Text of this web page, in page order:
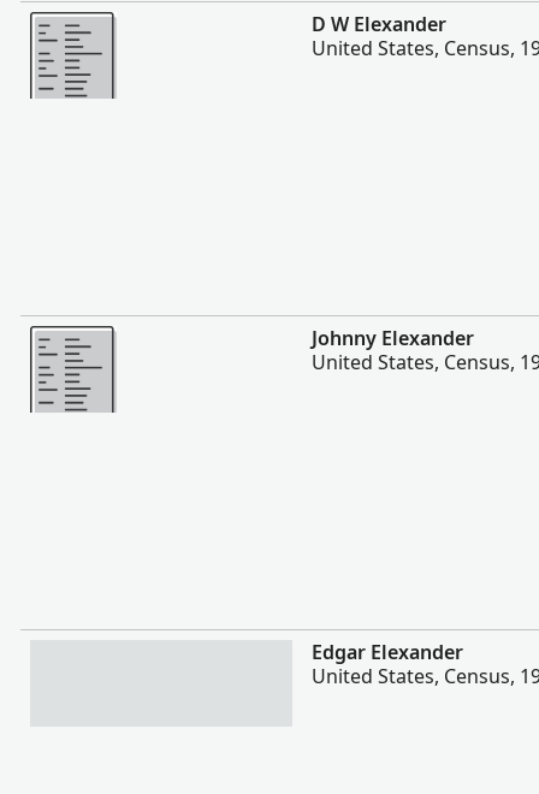
Sili atu
D W Elexander
United States, Census,
Sili atu
Johnny Elexander
United States, Census,
Edgar Elexander
United States, Census,